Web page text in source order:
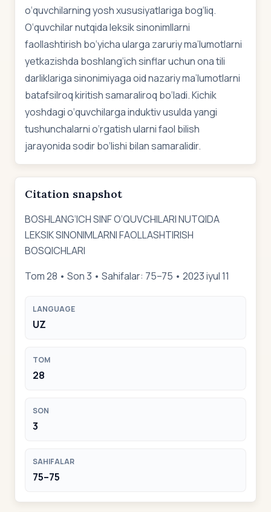
o‘quvchilarning yosh xususiyatlariga bog‘liq.
O‘quvchilar nutqida leksik sinonimllarni
faollashtirish bo‘yicha ularga zaruriy ma’lumotlarni
yetkazishda boshlang‘ich sinflar uchun ona tili
darliklariga sinonimiyaga oid nazariy ma’lumotlarni
batafsilroq kiritish samaraliroq bo‘ladi. Kichik
yoshdagi o‘quvchilarga induktiv usulda yangi
tushunchalarni o‘rgatish ularni faol bilish
jarayonida sodir bo‘lishi bilan samaralidir.
Citation snapshot
BOSHLANG‘ICH SINF O‘QUVCHILARI NUTQIDA
LEKSIK SINONIMLARNI FAOLLASHTIRISH
BOSQICHLARI
Tom 28 • Son 3 • Sahifalar: 75–75 • 2023 iyul 11
LANGUAGE
UZ
TOM
28
SON
3
SAHIFALAR
75–75